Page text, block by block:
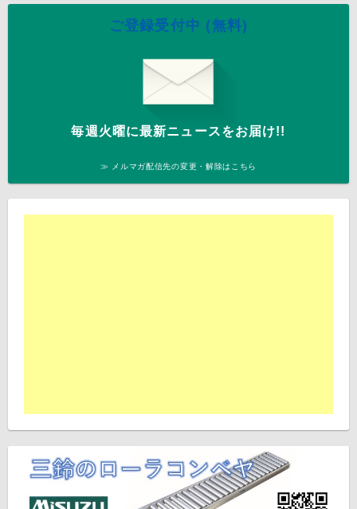
ご登録受付中 (無料)
毎週火曜に最新ニュースをお届け!!
≫ メルマガ配信先の変更・解除はこちら